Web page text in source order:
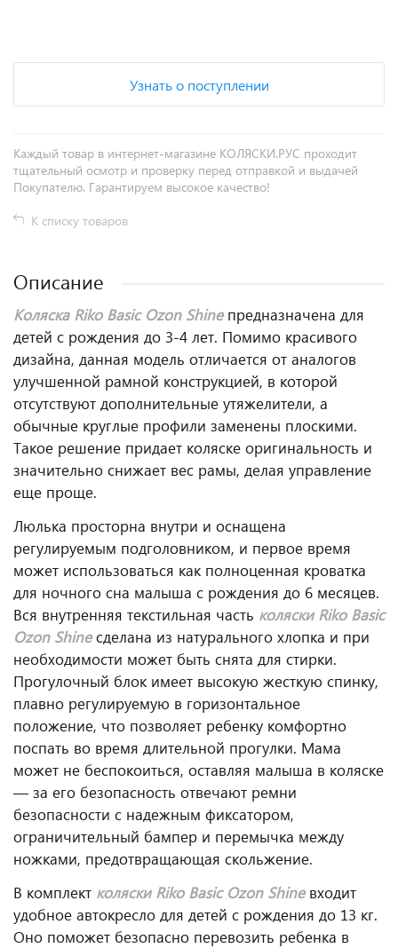
Узнать о поступлении
Каждый товар в интернет-магазине КОЛЯСКИ.РУС проходит
тщательный осмотр и проверку перед отправкой и выдачей
Покупателю. Гарантируем высокое качество!
К списку товаров
Описание
Коляска Riko Basic Ozon Shine предназначена для
детей с рождения до 3-4 лет. Помимо красивого
дизайна, данная модель отличается от аналогов
улучшенной рамной конструкцией, в которой
отсутствуют дополнительные утяжелители, а
обычные круглые профили заменены плоскими.
Такое решение придает коляске оригинальность и
значительно снижает вес рамы, делая управление
еще проще.
Люлька просторна внутри и оснащена
регулируемым подголовником, и первое время
может использоваться как полноценная кроватка
для ночного сна малыша с рождения до 6 месяцев.
Вся внутренняя текстильная часть коляски Riko Basic
Ozon Shineсделана из натурального хлопка и при
необходимости может быть снята для стирки.
Прогулочный блок имеет высокую жесткую спинку,
плавно регулируемую в горизонтальное
положение, что позволяет ребенку комфортно
поспать во время длительной прогулки. Мама
может не беспокоиться, оставляя малыша в коляске
— за его безопасность отвечают ремни
безопасности с надежным фиксатором,
ограничительный бампер и перемычка между
ножками, предотвращающая скольжение.
В комплект коляски Riko Basic Ozon Shine входит
удобное автокресло для детей с рождения до 13 кг.
Оно поможет безопасно перевозить ребенка в